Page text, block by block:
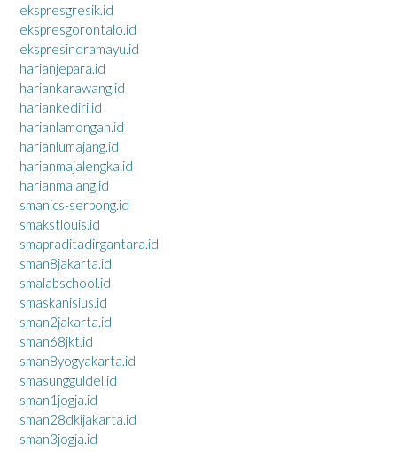
ekspresgresik.id
ekspresgorontalo.id
ekspresindramayu.id
harianjepara.id
hariankarawang.id
hariankediri.id
harianlamongan.id
harianlumajang.id
harianmajalengka.id
harianmalang.id
smanics-serpong.id
smakstlouis.id
smapraditadirgantara.id
sman8jakarta.id
smalabschool.id
smaskanisius.id
sman2jakarta.id
sman68jkt.id
sman8yogyakarta.id
smasungguldel.id
sman1jogja.id
sman28dkijakarta.id
sman3jogja.id